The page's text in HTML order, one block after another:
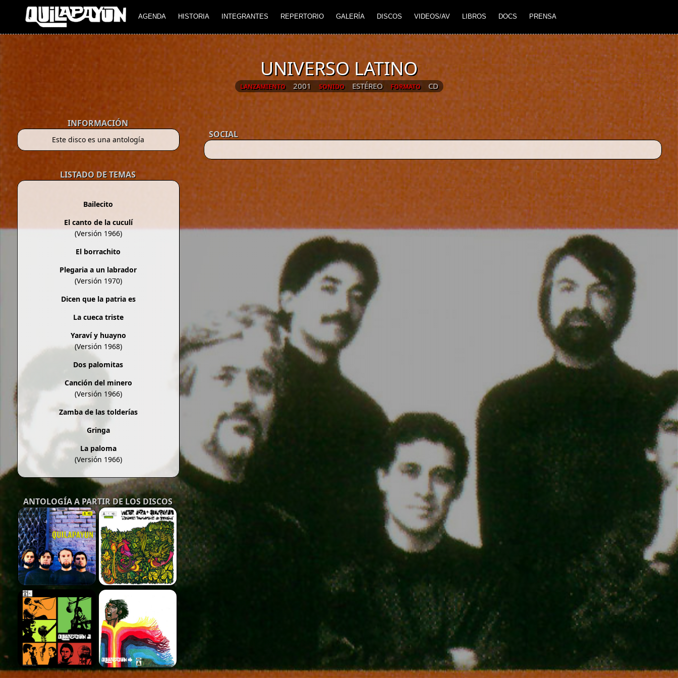
AGENDA HISTORIA INTEGRANTES REPERTORIO GALERÍA DISCOS VIDEOS/AV LIBROS DOCS PRENSA
UNIVERSO LATINO
LANZAMIENTO 2001 SONIDO ESTÉREO FORMATO CD
INFORMACIÓN
Este disco es una antología
LISTADO DE TEMAS
Bailecito
El canto de la cuculí
(Versión 1966)
El borrachito
Plegaria a un labrador
(Versión 1970)
Dicen que la patria es
La cueca triste
Yaraví y huayno
(Versión 1968)
Dos palomitas
Canción del minero
(Versión 1966)
Zamba de las tolderías
Gringa
La paloma
(Versión 1966)
ANTOLOGÍA A PARTIR DE LOS DISCOS
SOCIAL